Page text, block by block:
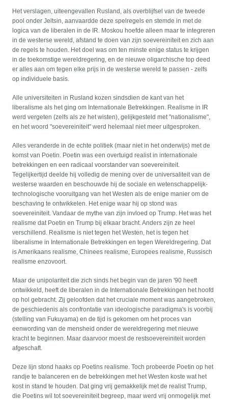
Het verslagen, uiteengevallen Rusland, als overblijfsel van de tweede
pool onder Jeltsin, aanvaardde deze spelregels en stemde in met de
logica van de liberalen in de IR. Moskou hoefde alleen maar te integreren
in de westerse wereld, afstand te doen van zijn soevereiniteit en zich aan
de regels te houden. Het doel was om ten minste enige status te krijgen
in de toekomstige wereldregering, en de nieuwe oligarchische top deed
er alles aan om tegen elke prijs in de westerse wereld te passen - zelfs
op individuele basis.
Alle universiteiten in Rusland kozen sindsdien de kant van het
liberalisme als het ging om Internationale Betrekkingen. Realisme in IR
werd vergeten (zelfs als ze het wisten), gelijkgesteld met "nationalisme",
en het woord "soevereiniteit" werd helemaal niet meer uitgesproken.
Alles veranderde in de echte politiek (maar niet in het onderwijs) met de
komst van Poetin. Poetin was een overtuigd realist in internationale
betrekkingen en een radicaal voorstander van soevereiniteit.
Tegelijkertijd deelde hij volledig de mening over de universaliteit van de
westerse waarden en beschouwde hij de sociale en wetenschappelijk-
technologische vooruitgang van het Westen als de enige manier om de
beschaving te ontwikkelen. Het enige waar hij op stond was
soevereiniteit. Vandaar de mythe van zijn invloed op Trump. Het was het
realisme dat Poetin en Trump bij elkaar bracht. Anders zijn ze heel
verschillend. Realisme is niet tegen het Westen, het is tegen het
liberalisme in Internationale Betrekkingen en tegen Wereldregering. Dat
is Amerikaans realisme, Chinees realisme, Europees realisme, Russisch
realisme enzovoort.
Maar de unipolariteit die zich sinds het begin van de jaren '90 heeft
ontwikkeld, heeft de liberalen in de Internationale Betrekkingen het hoofd
op hol gebracht. Zij geloofden dat het cruciale moment was aangebroken,
de geschiedenis als confrontatie van ideologische paradigma's is voorbij
(stelling van Fukuyama) en de tijd is gekomen om het proces van
eenwording van de mensheid onder de wereldregering met nieuwe
kracht te beginnen. Maar daarvoor moest de restsoevereiniteit worden
afgeschaft.
Deze lijn stond haaks op Poetins realisme. Toch probeerde Poetin op het
randje te balanceren en de betrekkingen met het Westen koste wat het
kost in stand te houden. Dat ging vrij gemakkelijk met de realist Trump,
die Poetins wil tot soevereiniteit begreep, maar werd vrij onmogelijk met